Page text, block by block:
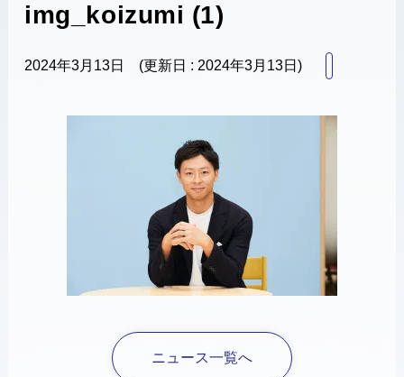
img_koizumi (1)
2024年3月13日 (更新日 : 2024年3月13日)
ニュース一覧へ